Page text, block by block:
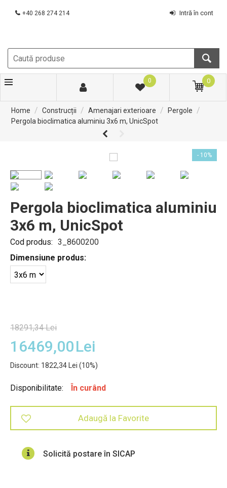
+40 268 274 214 Intră în cont
0 0
Home / Construcții / Amenajari exterioare / Pergole /
Pergola bioclimatica aluminiu 3x6 m, UnicSpot
- 10%
Pergola bioclimatica aluminiu
3x6 m, UnicSpot
Cod produs: 3_8600200
Dimensiune produs:
18291,34 Lei
16469,00Lei
Discount: 1822,34 Lei (10%)
Disponibilitate: În curând
Adaugă la Favorite
Solicită postare în SICAP